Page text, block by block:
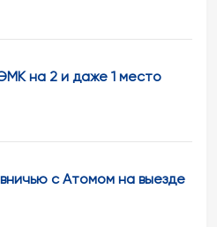
на 2 и даже 1 место
с Атомом на выезде